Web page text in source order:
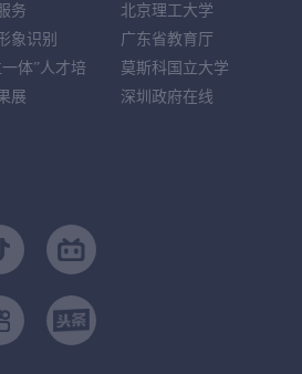
务
象识别
一体”人才培
展
北京理工大学
广东省教育厅
莫斯科国立大学
深圳政府在线